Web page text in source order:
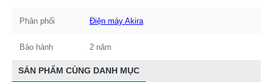
Phân phối Điện máy Akira
Bảo hành 2 năm
SẢN PHẨM CÙNG DANH MỤC